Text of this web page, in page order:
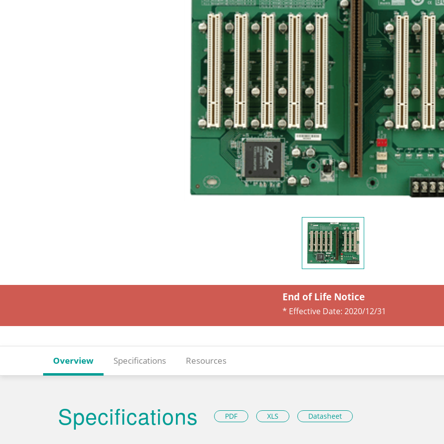
End of Life Notice
* Effective Date: 2020/12/31
Overview Specifications Resources
Specifications PDF XLS Datasheet